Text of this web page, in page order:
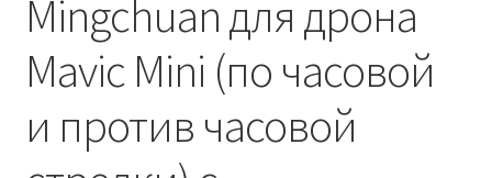
Мульти-сплит-системы и другие сложные решения
Поставка вентиляционного оборудования,
кондиционеров по оптовым ценам, ниже рыночных
Mingchuan для дрона
Mavic Mini (по часовой
и против часовой